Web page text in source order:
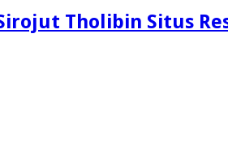
Tholibin Situs